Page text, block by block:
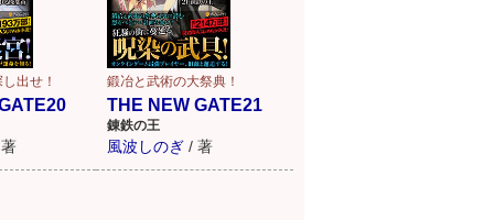
出せ！
著
鍛冶と武術の大祭典！
THE NEW GATE21
錬鉄の王
風波しのぎ / 著